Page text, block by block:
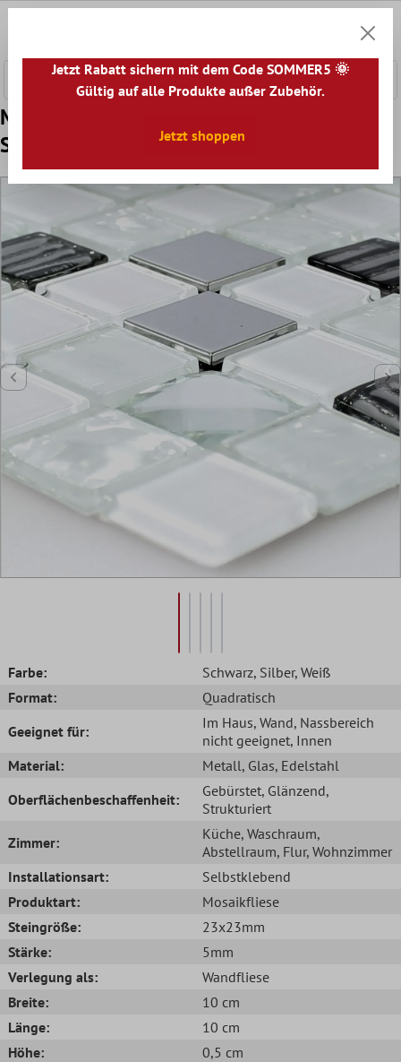
Muster von Glas Edelstahl Mosaik Amasya
Selbstklebend Weiss Silber
Farbe: Schwarz, Silber, Weiß
Format:
Quadratisch
Geeignet für:
Im Haus, Wand, Nassbereich
nicht geeignet, Innen
Material:
Metall, Glas, Edelstahl
Oberflächenbeschaffenheit:
Gebürstet, Glänzend,
Strukturiert
Zimmer:
Küche, Waschraum,
Abstellraum, Flur, Wohnzimmer
Installationsart:
Selbstklebend
Produktart:
Mosaikfliese
Steingröße:
23x23mm
Stärke:
5mm
Verlegung als:
Wandfliese
Breite:
10 cm
Länge:
10 cm
Höhe:
0,5 cm
Jetzt Rabatt sichern mit dem Code SOMMER5 🌞
Gültig auf alle Produkte außer Zubehör.
Jetzt shoppen